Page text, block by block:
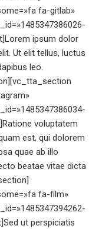
fa-gitlab»
ipsum dolor
Ut elit tellus, luctus
leo.
voluptatem
est, qui dolorem
quae ab illo
beatae vitae dicta
fa-film»
ut perspiciatis